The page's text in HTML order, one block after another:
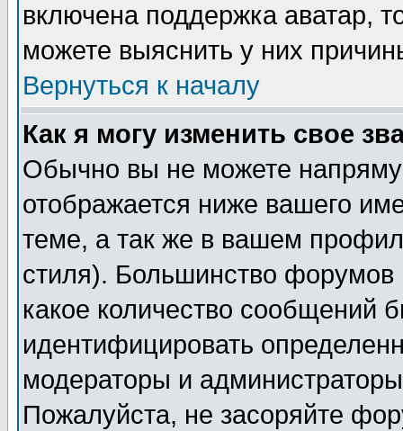
включена поддержка аватар,
можете выяснить у них
Вернуться к началу
Как я могу изменить свое
Обычно вы не можете
отображается ниже вашего
теме, а так же в вашем
стиля). Большинство форумов
какое количество сообщений
идентифицировать
модераторы и
Пожалуйста, не засоряйте